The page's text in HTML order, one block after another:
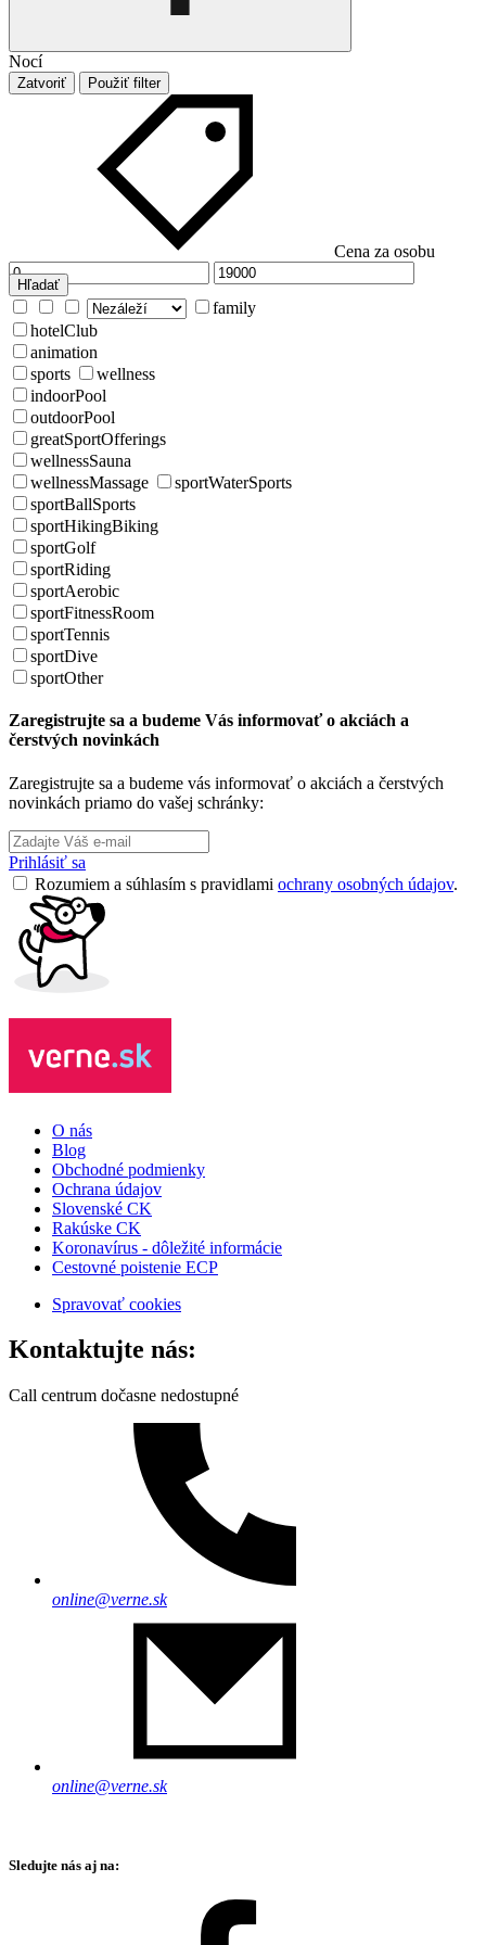
Nocí
Zatvoriť Použiť filter
Cena za osobu
Hľadať
family
hotelClub
animation
sports
wellness
indoorPool
outdoorPool
greatSportOfferings
wellnessSauna
wellnessMassage
sportWaterSports
sportBallSports
sportHikingBiking
sportGolf
sportRiding
sportAerobic
sportFitnessRoom
sportTennis
sportDive
sportOther
Zaregistrujte sa a budeme Vás informovať o akciách a
čerstvých novinkách
Zaregistrujte sa a budeme vás informovať o akciách a čerstvých
novinkách priamo do vašej schránky:
Prihlásiť sa
Rozumiem a súhlasím s pravidlami ochrany osobných údajov.
O nás
Blog
Obchodné podmienky
Ochrana údajov
Slovenské CK
Rakúske CK
Koronavírus - dôležité informácie
Cestovné poistenie ECP
Spravovať cookies
Kontaktujte nás:
Call centrum dočasne nedostupné
online@verne.sk
online@verne.sk
Sledujte nás aj na: